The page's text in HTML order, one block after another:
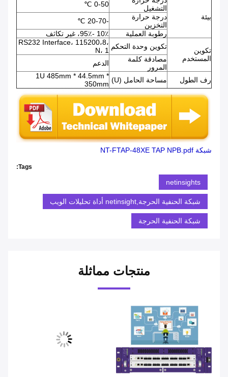
بيئة
التشغيل
0-50 ℃
درجة حرارة
التخزين
-20-70 ℃
رطوبة العملية
10٪ -95٪، غير تكاثف
تكوين
المستخدم
تكوين وحدة التحكم RS232 Interface، 115200،8،
N، 1
مصادقة كلمة
المرور
الدعم
رف الطول مساحة الحامل (U)
1U 485mm * 44.5mm *
350mm
شبكة NT-FTAP-48XE TAP NPB.pdf
Tags:
netinsights
شبكة الحنفية الحرجة,netinsight أداة تحليلات الويب
شبكة الحنفية الحرجة
منتجات مماثلة